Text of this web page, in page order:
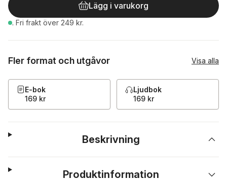
Lägg i varukorg
. Fri frakt över 249 kr.
Fler format och utgåvor Visa alla
E-bok
169 kr
Ljudbok
169 kr
Beskrivning
Produktinformation